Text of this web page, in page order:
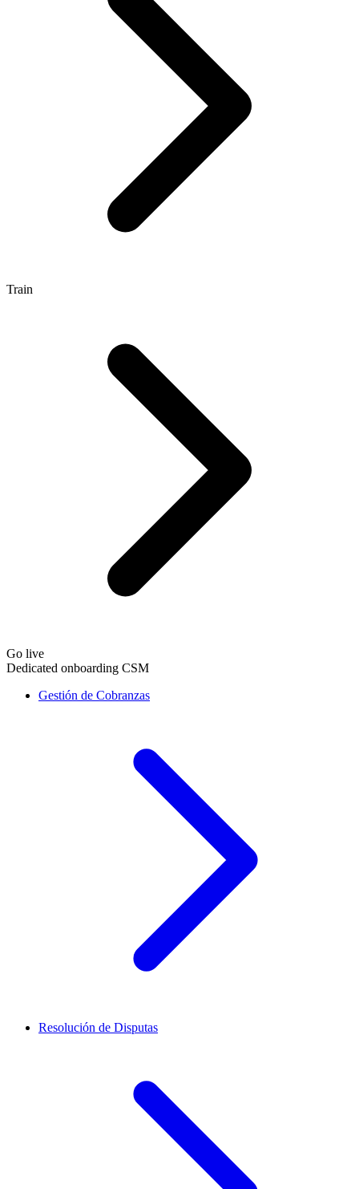
Train
Go live
Dedicated onboarding CSM
Gestión de Cobranzas
Resolución de Disputas